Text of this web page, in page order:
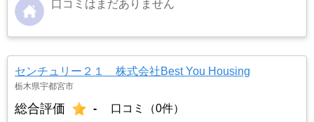
口コミはまだありません
センチュリー２１ 株式会社Best You Housing
栃木県宇都宮市
総合評価 - 口コミ（0件）